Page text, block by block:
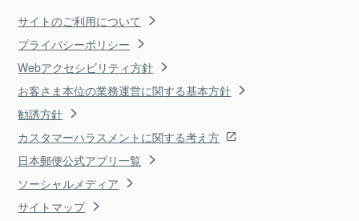
サイトのご利用について
プライバシーポリシー
Webアクセシビリティ方針
お客さま本位の業務運営に関する基本方針
勧誘方針
カスタマーハラスメントに関する考え方
日本郵便公式アプリ一覧
ソーシャルメディア
サイトマップ